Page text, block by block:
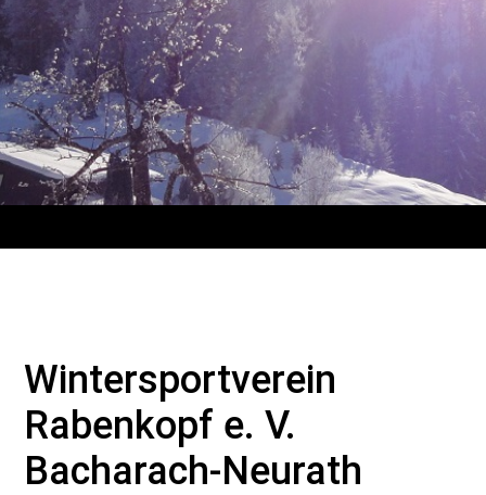
Wintersportverein
Rabenkopf e. V.
Bacharach-Neurath